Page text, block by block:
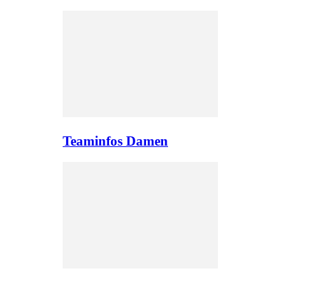
Teaminfos Damen